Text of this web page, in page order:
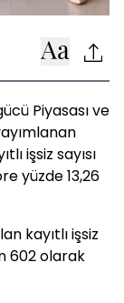
Piyasası ve
işsiz sayısı
yüzde 13,26
kayıtlı işsiz
602 olarak